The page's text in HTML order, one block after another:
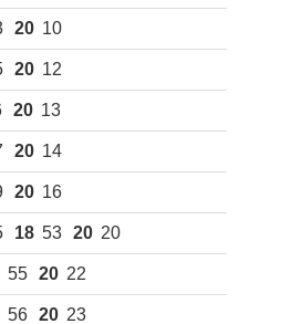
20 10
20 12
20 13
20 14
20 16
18 53 20 20
55 20 22
56 20 23